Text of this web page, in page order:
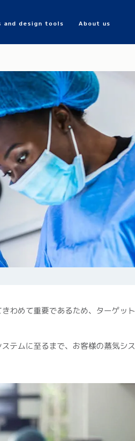
and design tools About us
わめて重要であるため、ターゲット
テムに至るまで、お客様の蒸気シス